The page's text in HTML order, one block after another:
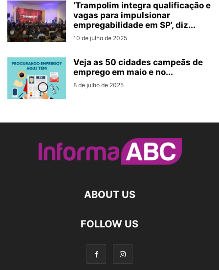
‘Trampolim integra qualificação e
vagas para impulsionar
empregabilidade em SP’, diz...
10 de julho de 2025
Veja as 50 cidades campeãs de
emprego em maio e no...
8 de julho de 2025
ABOUT US
FOLLOW US